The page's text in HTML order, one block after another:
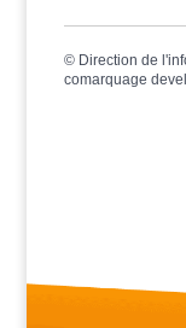
© Direction de
comarquage